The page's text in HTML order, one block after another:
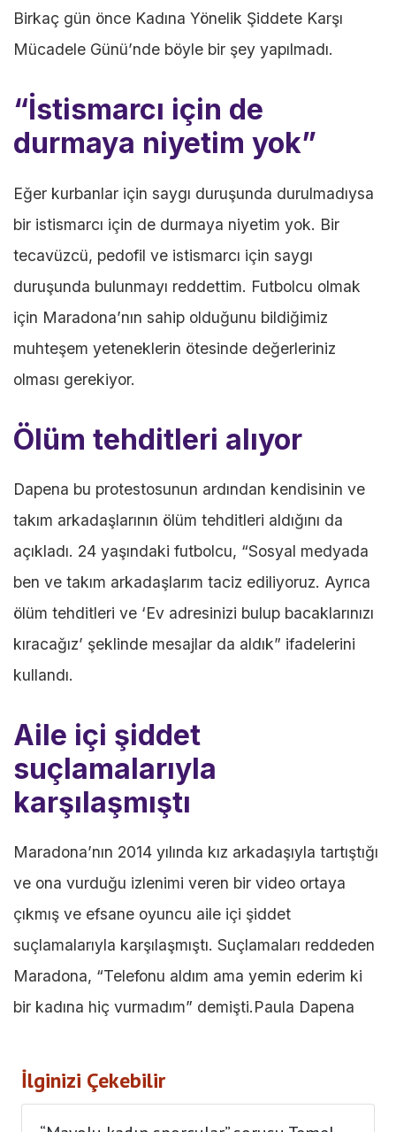
Birkaç gün önce Kadına Yönelik Şiddete Karşı
Mücadele Günü’nde böyle bir şey yapılmadı.
“İstismarcı için de
durmaya niyetim yok”
Eğer kurbanlar için saygı duruşunda durulmadıysa
bir istismarcı için de durmaya niyetim yok. Bir
tecavüzcü, pedofil ve istismarcı için saygı
duruşunda bulunmayı reddettim. Futbolcu olmak
için Maradona’nın sahip olduğunu bildiğimiz
muhteşem yeteneklerin ötesinde değerleriniz
olması gerekiyor.
Ölüm tehditleri alıyor
Dapena bu protestosunun ardından kendisinin ve
takım arkadaşlarının ölüm tehditleri aldığını da
açıkladı. 24 yaşındaki futbolcu, “Sosyal medyada
ben ve takım arkadaşlarım taciz ediliyoruz. Ayrıca
ölüm tehditleri ve ‘Ev adresinizi bulup bacaklarınızı
kıracağız’ şeklinde mesajlar da aldık” ifadelerini
kullandı.
Aile içi şiddet
suçlamalarıyla
karşılaşmıştı
Maradona’nın 2014 yılında kız arkadaşıyla tartıştığı
ve ona vurduğu izlenimi veren bir video ortaya
çıkmış ve efsane oyuncu aile içi şiddet
suçlamalarıyla karşılaşmıştı. Suçlamaları reddeden
Maradona, “Telefonu aldım ama yemin ederim ki
bir kadına hiç vurmadım” demişti.Paula Dapena
İlginizi Çekebilir